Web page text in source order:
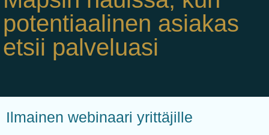
potentiaalinen asiakas
etsii palveluasi
Ilmainen webinaari yrittäjille